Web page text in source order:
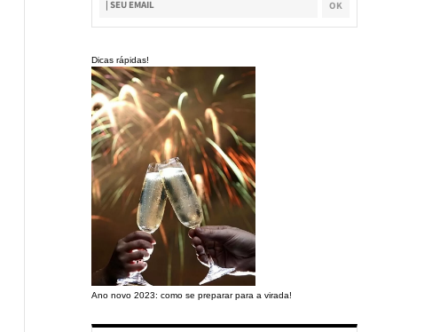
Dicas rápidas!
Ano novo 2023: como se preparar para a virada!